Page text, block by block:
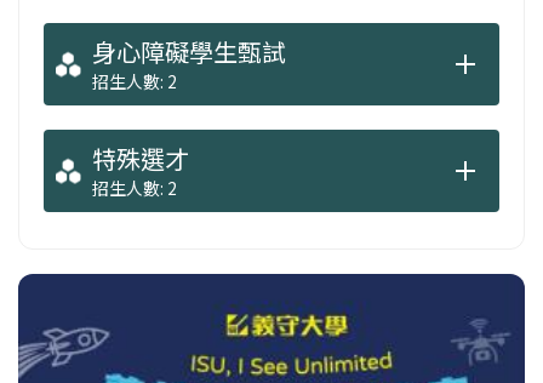
身心障礙學生甄試
招生人數: 2
特殊選才
招生人數: 2